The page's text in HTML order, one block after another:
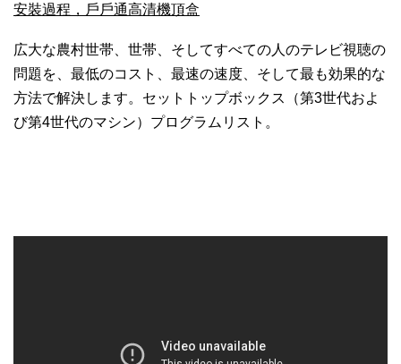
安裝過程，戶戶通高清機頂盒
広大な農村世帯、世帯、そしてすべての人のテレビ視聴の
問題を、最低のコスト、最速の速度、そして最も効果的な
方法で解決します。セットトップボックス（第3世代およ
び第4世代のマシン）プログラムリスト。